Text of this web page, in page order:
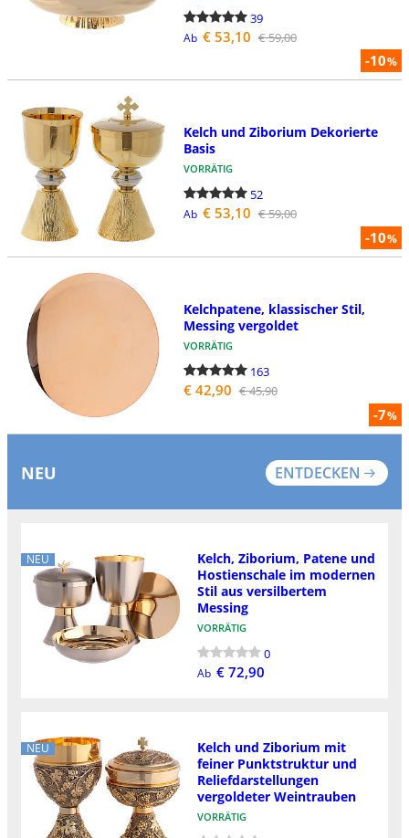
-10%
39
Ab € 53,10 € 59,00
-10%
Kelch und Ziborium Dekorierte
Basis
VORRÄTIG
52
Ab € 53,10 € 59,00
-7%
Kelchpatene, klassischer Stil,
Messing vergoldet
VORRÄTIG
163
€ 42,90 € 45,90
NEU ENTDECKEN
NEU
Kelch, Ziborium, Patene und
Hostienschale im modernen
Stil aus versilbertem
Messing
VORRÄTIG
0
Ab € 72,90
NEU
Kelch und Ziborium mit
feiner Punktstruktur und
Reliefdarstellungen
vergoldeter Weintrauben
VORRÄTIG